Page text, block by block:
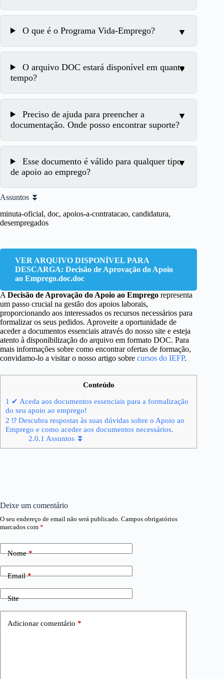
O que é o Programa Vida-Emprego?
O arquivo DOC estará disponível em quanto
tempo?
Preciso de ajuda para preencher a
documentação. Onde posso encontrar suporte?
Esse documento é válido para qualquer tipo
de apoio ao emprego?
Assuntos ⏬
minuta-oficial, doc, apoios-a-contratacao, candidatura,
desempregados
VER ARQUIVO DISPONÍVEL PARA
DESCARGA: Decisão de Aprovação do Apoio
ao Emprego.doc.doc
A Decisão de Aprovação do Apoio ao Emprego representa
um passo crucial na gestão dos apoios laborais,
proporcionando aos interessados os recursos necessários para
formalizar os seus pedidos. Aproveite a oportunidade de
aceder a documentos essenciais através do nosso site e esteja
atento à disponibilização do arquivo em formato DOC. Para
mais informações sobre como encontrar ofertas de formação,
convidamo-lo a visitar o nosso artigo sobre cursos do IEFP.
Conteúdo
1 ✔ Aceda aos documentos essenciais para a formalização
do seu apoio ao emprego!
2 ⁉ Descubra respostas às suas dúvidas sobre o Apoio ao
Emprego e como aceder aos documentos necessários.
2.0.1 Assuntos ⏬
Deixe um comentário
O seu endereço de email não será publicado. Campos obrigatórios
marcados com *
Nome*
Email*
Site
Adicionar comentário *